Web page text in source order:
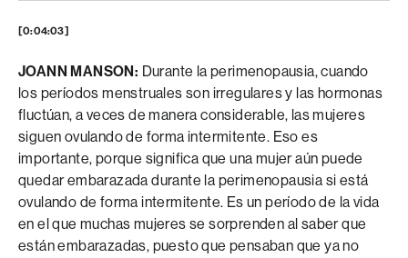
[0:04:03]
JOANN MANSON: Durante la perimenopausia, cuando
los períodos menstruales son irregulares y las hormonas
fluctúan, a veces de manera considerable, las mujeres
siguen ovulando de forma intermitente. Eso es
importante, porque significa que una mujer aún puede
quedar embarazada durante la perimenopausia si está
ovulando de forma intermitente. Es un período de la vida
en el que muchas mujeres se sorprenden al saber que
están embarazadas, puesto que pensaban que ya no